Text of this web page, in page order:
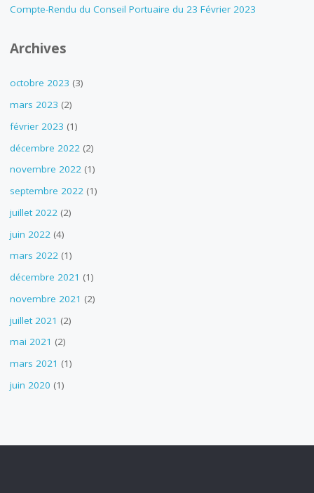
Compte-Rendu du Conseil Portuaire du 23 Février 2023
Archives
octobre 2023 (3)
mars 2023 (2)
février 2023 (1)
décembre 2022(2)
novembre 2022(1)
septembre 2022(1)
juillet 2022(2)
juin 2022(4)
mars 2022(1)
décembre 2021 (1)
novembre 2021 (2)
juillet 2021 (2)
mai 2021 (2)
mars 2021 (1)
juin 2020 (1)